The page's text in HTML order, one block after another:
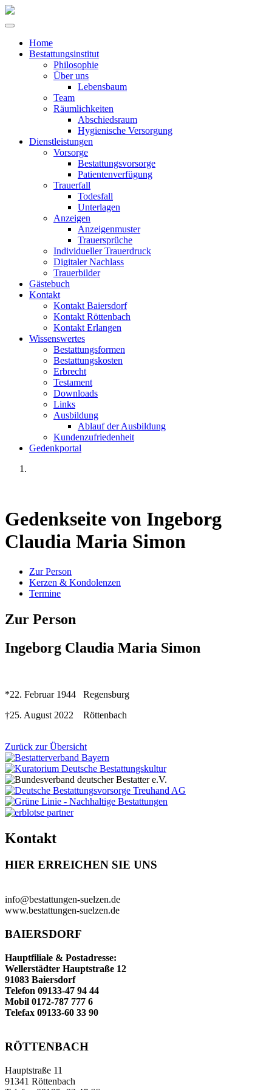
Home
Bestattungsinstitut
Philosophie
Über uns
Lebensbaum
Team
Räumlichkeiten
Abschiedsraum
Hygienische Versorgung
Dienstleistungen
Vorsorge
Bestattungsvorsorge
Patientenverfügung
Trauerfall
Todesfall
Unterlagen
Anzeigen
Anzeigenmuster
Trauersprüche
Individueller Trauerdruck
Digitaler Nachlass
Trauerbilder
Gästebuch
Kontakt
Kontakt Baiersdorf
Kontakt Röttenbach
Kontakt Erlangen
Wissenswertes
Bestattungsformen
Bestattungskosten
Erbrecht
Testament
Downloads
Links
Ausbildung
Ablauf der Ausbildung
Kundenzufriedenheit
Gedenkportal
Gedenkseite von Ingeborg
Claudia Maria Simon
Zur Person
Kerzen & Kondolenzen
Termine
Zur Person
Ingeborg Claudia Maria Simon
*22. Februar 1944 Regensburg
†25. August 2022 Röttenbach
Zurück zur Übersicht
Kontakt
HIER ERREICHEN SIE UNS
info@bestattungen-suelzen.de
www.bestattungen-suelzen.de
BAIERSDORF
Hauptfiliale & Postadresse:
Wellerstädter Hauptstraße 12
91083 Baiersdorf
Telefon 09133-47 94 44
Mobil 0172-787 777 6
Telefax 09133-60 33 90
RÖTTENBACH
Hauptstraße 11
91341 Röttenbach